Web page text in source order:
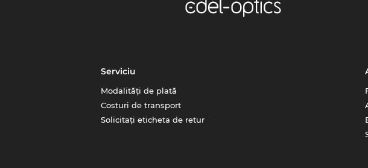
Serviciu
Modalități de plată
Costuri de transport
Solicitați eticheta de retur